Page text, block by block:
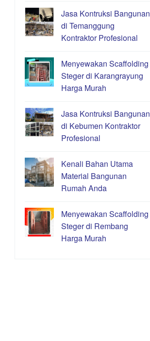
Jasa Kontruksi Bangunan
di Temanggung
Kontraktor Profesional
Menyewakan Scaffolding
Steger di Karangrayung
Harga Murah
Jasa Kontruksi Bangunan
di Kebumen Kontraktor
Profesional
Kenali Bahan Utama
Material Bangunan
Rumah Anda
Menyewakan Scaffolding
Steger di Rembang
Harga Murah